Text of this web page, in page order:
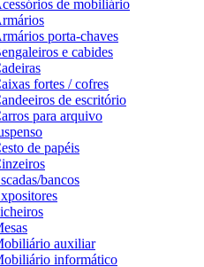
de mobiliário
porta-chaves
e cabides
fortes / cofres
de escritório
para arquivo
de papéis
bancos
auxiliar
informático